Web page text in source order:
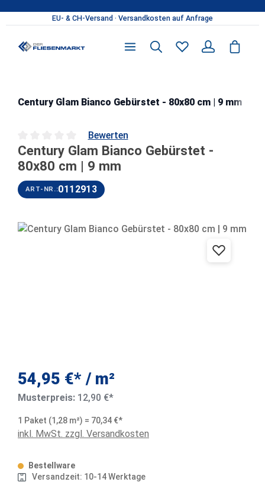
Zum Hauptinhalt springen
Century Glam Bianco Gebürstet - 80x80 cm | 9 mm
Durchschnittliche Bewertung von 0 von 5 Sternen
Bewerten
Century Glam Bianco Gebürstet -
80x80 cm | 9 mm
ART-NR.:0112913
Bildergalerie überspringen
54,95 €* / m²
Musterpreis: 12,90 €*
1 Paket (1,28 m²) = 70,34 €*
inkl. MwSt. zzgl. Versandkosten
Bestellware
Versandzeit: 10-14 Werktage